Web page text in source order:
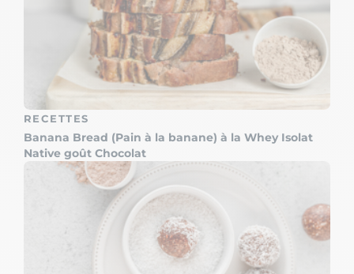
RECETTES
Banana Bread (Pain à la banane) à la Whey Isolat
Native goût Chocolat